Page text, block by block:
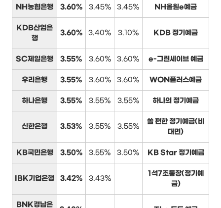
NH농협은행 3.60% 3.45% 3.45% NH올원e예금
KDB산업은
행
3.60% 3.40% 3.10% KDB 정기예금
SC제일은행 3.55% 3.60% 3.60% e-그린세이브 예금
우리은행 3.55% 3.60% 3.60% WON플러스예금
하나은행 3.55% 3.55% 3.55% 하나의 정기예금
신한은행 3.53% 3.55% 3.55%
쏠 편한 정기예금(비
대면)
KB국민은행 3.50% 3.55% 3.50% KB Star 정기예금
IBK기업은행 3.42% 3.43%
1석7조통장(정기예
금)
BNK경남은